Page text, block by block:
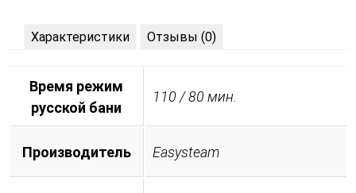
Характеристики Отзывы (0)
Время режим
русской бани
110 / 80 мин.
Производитель Easysteam